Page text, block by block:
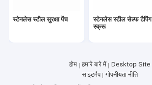
स्टेनलेस स्टील सुरक्षा पेंच
स्टेनलेस स्टील सेल्फ टैपिंग
स्क्रू
होम हमारे बारे में
Desktop Site
साइटमैप
गोपनीयता नीति